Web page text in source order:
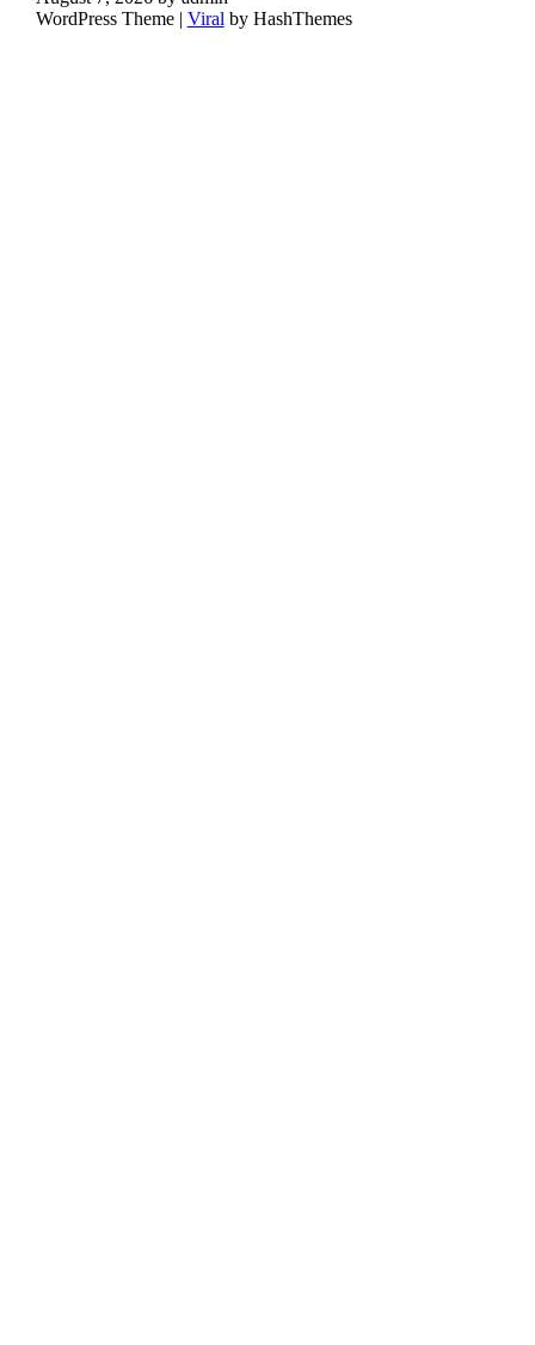
WordPress Theme | Viral by HashThemes